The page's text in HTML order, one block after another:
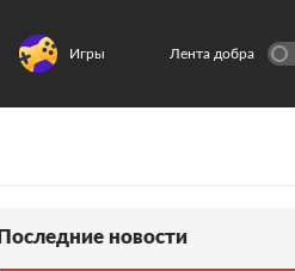
Игры Лента добра
Последние новости